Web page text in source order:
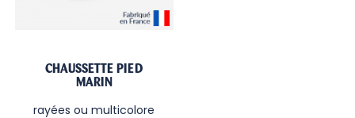
CHAUSSETTE PIED
MARIN
rayées ou multicolore